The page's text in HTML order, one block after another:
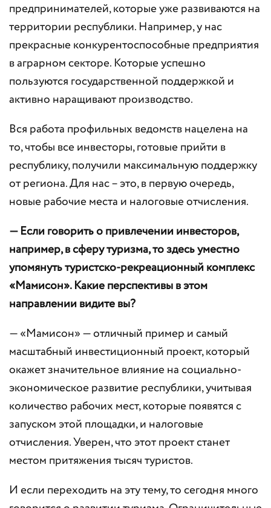
предпринимателей, которые уже развиваются на
территории республики. Например, у нас
прекрасные конкурентоспособные предприятия
в аграрном секторе. Которые успешно
пользуются государственной поддержкой и
активно наращивают производство.
Вся работа профильных ведомств нацелена на
то, чтобы все инвесторы, готовые прийти в
республику, получили максимальную поддержку
от региона. Для нас – это, в первую очередь,
новые рабочие места и налоговые отчисления.
— Если говорить о привлечении инвесторов,
например, в сферу туризма, то здесь уместно
упомянуть туристско-рекреационный комплекс
«Мамисон». Какие перспективы в этом
направлении видите вы?
— «Мамисон» — отличный пример и самый
масштабный инвестиционный проект, который
окажет значительное влияние на социально-
экономическое развитие республики, учитывая
количество рабочих мест, которые появятся с
запуском этой площадки, и налоговые
отчисления. Уверен, что этот проект станет
местом притяжения тысяч туристов.
И если переходить на эту тему, то сегодня много